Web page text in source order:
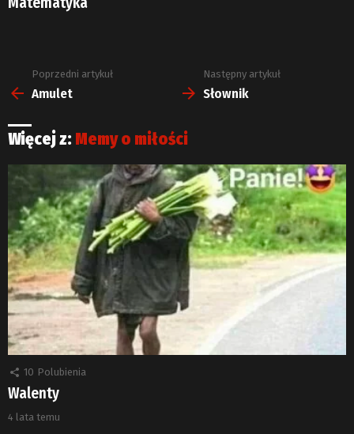
Zobacz
więcej
Poprzedni artykuł
Amulet
Następny artykuł
Słownik
Więcej z: Memy o miłości
10 Polubienia
Walenty
4 lata temu